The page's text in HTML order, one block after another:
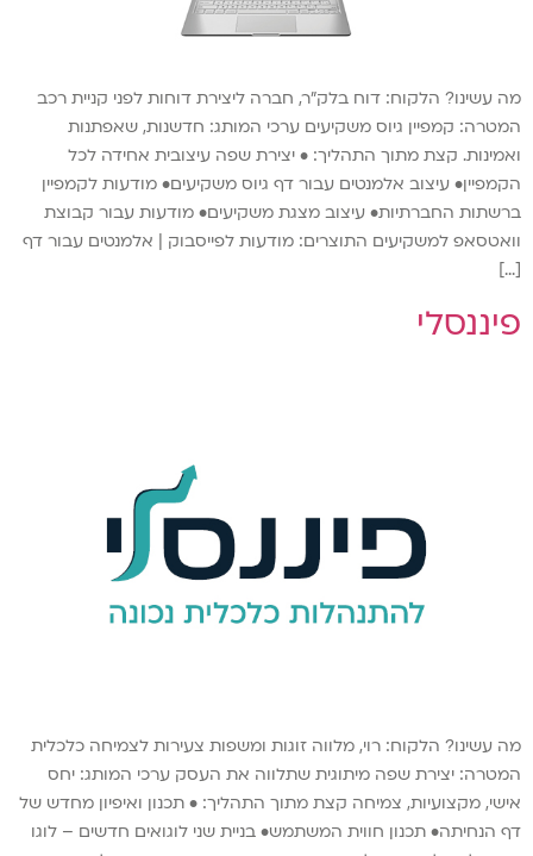
מה עשינו? הלקוח: דוח בלק"ר, חברה ליצירת דוחות לפני קניית רכב
המטרה: קמפיין גיוס משקיעים ערכי המותג: חדשנות, שאפתנות
ואמינות. קצת מתוך התהליך: • יצירת שפה עיצובית אחידה לכל
הקמפיין• עיצוב אלמנטים עבור דף גיוס משקיעים• מודעות לקמפיין
ברשתות החברתיות• עיצוב מצגת משקיעים• מודעות עבור קבוצת
וואטסאפ למשקיעים התוצרים: מודעות לפייסבוק | אלמנטים עבור דף
[…]
פיננסלי
מה עשינו? הלקוח: רוי, מלווה זוגות ומשפות צעירות לצמיחה כלכלית
המטרה: יצירת שפה מיתוגית שתלווה את העסק ערכי המותג: יחס
אישי, מקצועיות, צמיחה קצת מתוך התהליך: • תכנון ואיפיון מחדש של
דף הנחיתה• תכנון חווית המשתמש• בניית שני לוגואים חדשים – לוגו